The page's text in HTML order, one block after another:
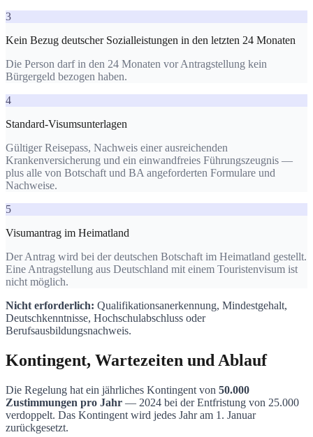
3
Kein Bezug deutscher Sozialleistungen in den letzten 24 Monaten
Die Person darf in den 24 Monaten vor Antragstellung kein
Bürgergeld bezogen haben.
4
Standard-Visumsunterlagen
Gültiger Reisepass, Nachweis einer ausreichenden
Krankenversicherung und ein einwandfreies Führungszeugnis —
plus alle von Botschaft und BA angeforderten Formulare und
Nachweise.
5
Visumantrag im Heimatland
Der Antrag wird bei der deutschen Botschaft im Heimatland gestellt.
Eine Antragstellung aus Deutschland mit einem Touristenvisum ist
nicht möglich.
Nicht erforderlich: Qualifikationsanerkennung, Mindestgehalt,
Deutschkenntnisse, Hochschulabschluss oder
Berufsausbildungsnachweis.
Kontingent, Wartezeiten und Ablauf
Die Regelung hat ein jährliches Kontingent von 50.000
Zustimmungen pro Jahr — 2024 bei der Entfristung von 25.000
verdoppelt. Das Kontingent wird jedes Jahr am 1. Januar
zurückgesetzt.